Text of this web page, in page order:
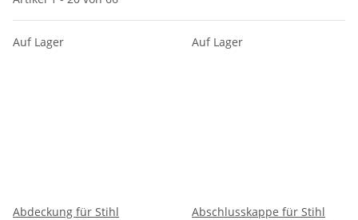
Auf Lager
Abdeckung für Stihl
Auf Lager
Abschlusskappe für Stihl